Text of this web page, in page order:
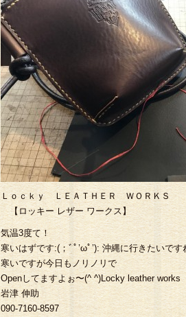
ド#財布#ロングウォレッ
head#silver#シルバーア ク
ー#ツーリ ング#トラッカ
Ｌｏｃｋｙ ＬＥＡＴＨＥＲ ＷＯＲＫＳ
【ロッキー レザー ワークス】
気温3度て！
寒いはずです:(；ﾞﾟ’ωﾟ’): 沖縄に行きたいです
寒いですが今日もノリノリで
Openしてますよぉ〜(^ ^)Locky leather works
岩津 伸助
090-7160-8597